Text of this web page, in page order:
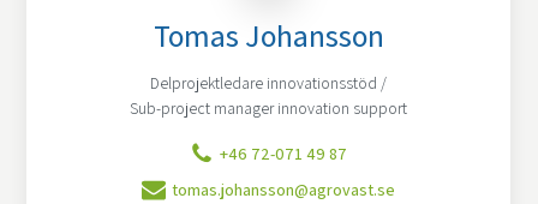
Tomas Johansson
Delprojektledare innovationsstöd /
Sub-project manager innovation support
+46 72-071 49 87
tomas.johansson@agrovast.se